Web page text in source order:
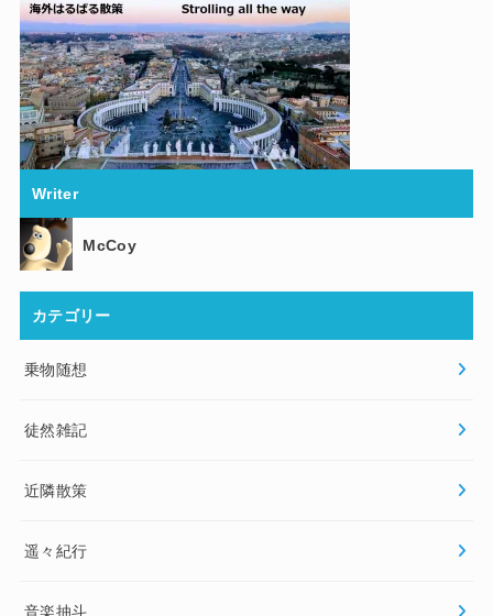
Writer
McCoy
カテゴリー
乗物随想
徒然雑記
近隣散策
遥々紀行
音楽抽斗